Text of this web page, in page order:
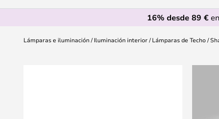
16% desde 89 €
Lámparas e iluminación Iluminación interior Lámparas de Techo